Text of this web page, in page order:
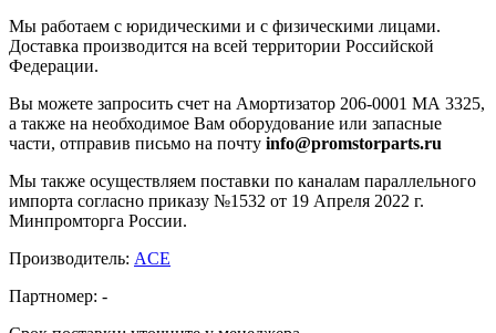
Мы работаем с юридическими и с физическими лицами.
Доставка производится на всей территории Российской
Федерации.
Вы можете запросить счет на Амортизатор 206-0001 МА 3325,
а также на необходимое Вам оборудование или запасные
части, отправив письмо на почту info@promstorparts.ru
Мы также осуществляем поставки по каналам параллельного
импорта согласно приказу №1532 от 19 Апреля 2022 г.
Минпромторга России.
Производитель: ACE
Партномер: -